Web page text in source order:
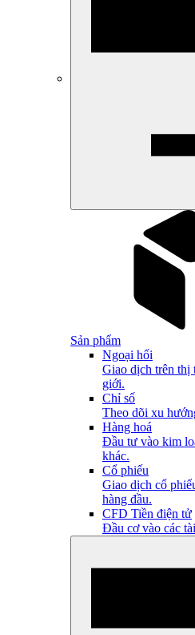
Sản phẩm
Ngoại hối
Giao dịch trên thị
giới.
Chỉ số
Theo dõi xu
Hàng hoá
Đầu tư vào kim
khác.
Cổ phiếu
Giao dịch cổ
hàng đầu.
CFD Tiền điện tử
Đầu cơ vào các